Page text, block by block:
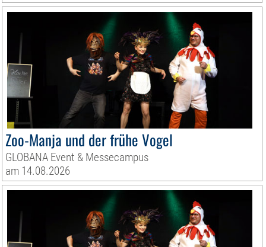
Zoo-Manja und der frühe Vogel
GLOBANA Event & Messecampus
am 14.08.2026